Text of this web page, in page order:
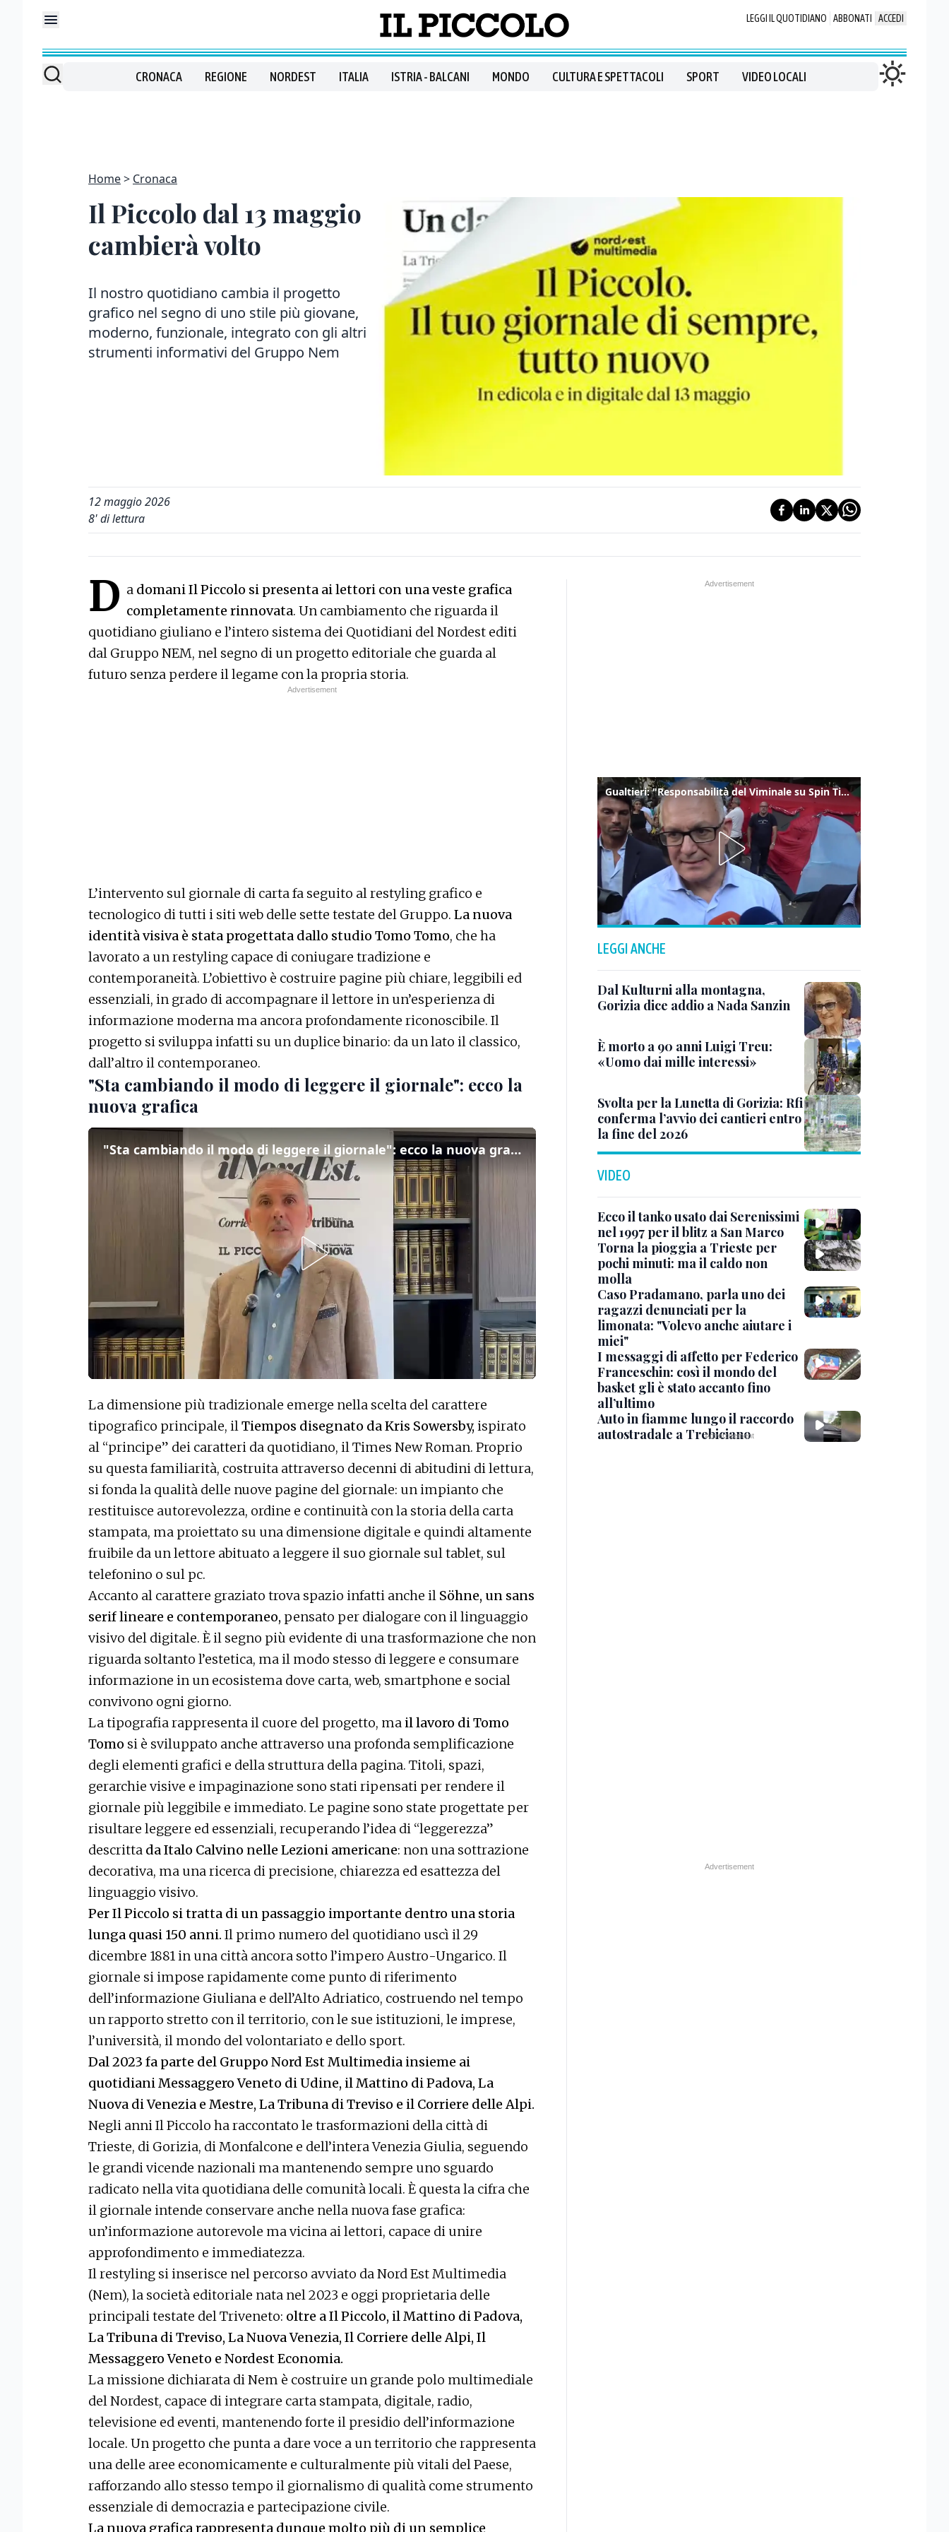
LEGGI IL QUOTIDIANO ABBONATI ACCEDI
CRONACA REGIONE NORDEST ITALIA ISTRIA - BALCANI MONDO CULTURA E SPETTACOLI SPORT VIDEO LOCALI
Home Cronaca
Il Piccolo dal 13 maggio
cambierà volto
Il nostro quotidiano cambia il progetto
grafico nel segno di uno stile più giovane,
moderno, funzionale, integrato con gli altri
strumenti informativi del Gruppo Nem
12 maggio 2026
8' di lettura
D a domani Il Piccolo si presenta ai lettori con una veste grafica
completamente rinnovata. Un cambiamento che riguarda il
quotidiano giuliano e l’intero sistema dei Quotidiani del Nordest editi
dal Gruppo NEM, nel segno di un progetto editoriale che guarda al
futuro senza perdere il legame con la propria storia.
L’intervento sul giornale di carta fa seguito al restyling grafico e
tecnologico di tutti i siti web delle sette testate del Gruppo. La nuova
identità visiva è stata progettata dallo studio Tomo Tomo, che ha
lavorato a un restyling capace di coniugare tradizione e
contemporaneità. L’obiettivo è costruire pagine più chiare, leggibili ed
essenziali, in grado di accompagnare il lettore in un’esperienza di
informazione moderna ma ancora profondamente riconoscibile. Il
progetto si sviluppa infatti su un duplice binario: da un lato il classico,
dall’altro il contemporaneo.
"Sta cambiando il modo di leggere il giornale": ecco la
nuova grafica
"Sta cambiando il modo di leggere il giornale": ecco la nuova grafica
La dimensione più tradizionale emerge nella scelta del carattere
tipografico principale, ilTiempos disegnato da Kris Sowersby, ispirato
al “principe” dei caratteri da quotidiano, il Times New Roman. Proprio
su questa familiarità, costruita attraverso decenni di abitudini di lettura,
si fonda la qualità delle nuove pagine del giornale: un impianto che
restituisce autorevolezza, ordine e continuità con la storia della carta
stampata, ma proiettato su una dimensione digitale e quindi altamente
fruibile da un lettore abituato a leggere il suo giornale sul tablet, sul
telefonino o sul pc.
Accanto al carattere graziato trova spazio infatti anche il Söhne, un sans
serif lineare e contemporaneo, pensato per dialogare con il linguaggio
visivo del digitale. È il segno più evidente di una trasformazione che non
riguarda soltanto l’estetica, ma il modo stesso di leggere e consumare
informazione in un ecosistema dove carta, web, smartphone e social
convivono ogni giorno.
La tipografia rappresenta il cuore del progetto, ma il lavoro di Tomo
Tomo si è sviluppato anche attraverso una profonda semplificazione
degli elementi grafici e della struttura della pagina. Titoli, spazi,
gerarchie visive e impaginazione sono stati ripensati per rendere il
giornale più leggibile e immediato. Le pagine sono state progettate per
risultare leggere ed essenziali, recuperando l’idea di “leggerezza”
descritta da Italo Calvino nelle Lezioni americane: non una sottrazione
decorativa, ma una ricerca di precisione, chiarezza ed esattezza del
linguaggio visivo.
Per Il Piccolo si tratta di un passaggio importante dentro una storia
lunga quasi 150 anni. Il primo numero del quotidiano uscì il 29
dicembre 1881 in una città ancora sotto l’impero Austro-Ungarico. Il
giornale si impose rapidamente come punto di riferimento
dell’informazione Giuliana e dell’Alto Adriatico, costruendo nel tempo
un rapporto stretto con il territorio, con le sue istituzioni, le imprese,
l’università, il mondo del volontariato e dello sport.
Dal 2023 fa parte del Gruppo Nord Est Multimedia insieme ai
quotidiani Messaggero Veneto di Udine, il Mattino di Padova, La
Nuova di Venezia e Mestre, La Tribuna di Treviso e il Corriere delle Alpi.
Negli anni Il Piccolo ha raccontato le trasformazioni della città di
Trieste, di Gorizia, di Monfalcone e dell’intera Venezia Giulia, seguendo
le grandi vicende nazionali ma mantenendo sempre uno sguardo
radicato nella vita quotidiana delle comunità locali. È questa la cifra che
il giornale intende conservare anche nella nuova fase grafica:
un’informazione autorevole ma vicina ai lettori, capace di unire
approfondimento e immediatezza.
Il restyling si inserisce nel percorso avviato da Nord Est Multimedia
(Nem), la società editoriale nata nel 2023 e oggi proprietaria delle
principali testate del Triveneto: oltre a Il Piccolo, il Mattino di Padova,
La Tribuna di Treviso, La Nuova Venezia, Il Corriere delle Alpi, Il
Messaggero Veneto e Nordest Economia.
La missione dichiarata di Nem è costruire un grande polo multimediale
del Nordest, capace di integrare carta stampata, digitale, radio,
televisione ed eventi, mantenendo forte il presidio dell’informazione
locale. Un progetto che punta a dare voce a un territorio che rappresenta
una delle aree economicamente e culturalmente più vitali del Paese,
rafforzando allo stesso tempo il giornalismo di qualità come strumento
essenziale di democrazia e partecipazione civile.
La nuova grafica rappresenta dunque molto più di un semplice
Gualtieri: "Responsabilità del Viminale su Spin Time? La posizione dei partiti è nota"
LEGGI ANCHE
Dal Kulturni alla montagna,
Gorizia dice addio a Nada Sanzin
È morto a 90 anni Luigi Treu:
«Uomo dai mille interessi»
Svolta per la Lunetta di Gorizia: Rfi
conferma l’avvio dei cantieri entro
la fine del 2026
VIDEO
Ecco il tanko usato dai Serenissimi
nel 1997 per il blitz a San Marco
Torna la pioggia a Trieste per
pochi minuti: ma il caldo non
molla
Caso Pradamano, parla uno dei
ragazzi denunciati per la
limonata: "Volevo anche aiutare i
miei"
I messaggi di affetto per Federico
Franceschin: così il mondo del
basket gli è stato accanto fino
all’ultimo
Auto in fiamme lungo il raccordo
autostradale a Trebiciano